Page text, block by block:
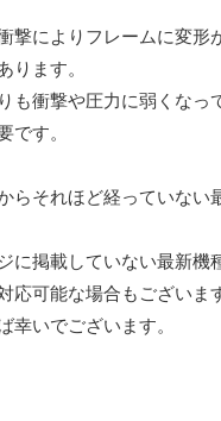
撃によりフレームに変形
ります。
も衝撃や圧力に弱くなっ
です。
らそれほど経っていない
に掲載していない最新機
応可能な場合もございま
幸いでございます。